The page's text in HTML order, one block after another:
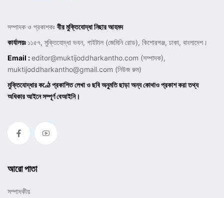
সম্পাদক ও প্রকাশকঃ বীর মুক্তিযোদ্ধা নিছার আহমদ
কার্যালয়ঃ ১১৫৭, মুক্তিযোদ্ধা ভবন, গাইটাল (জেমিনি রোড), কিশোরগঞ্জ, ঢাকা, বাংলাদেশ।
Email :editor@muktijoddharkantho.com (সম্পাদক),
muktijoddharkantho@gmail.com (নিউজ রুম)
মুক্তিযোদ্ধার কণ্ঠে প্রকাশিত লেখা ও ছবি অনুমতি ছাড়া অন্য কোথাও প্রকাশ করা তথ্য
অধিকার আইনে সম্পূর্ণ বেআইনি।
আরো পাতা
সম্পাদকীয়